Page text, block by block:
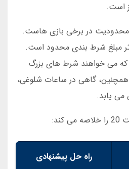
است.
در برخی بازی هاست.
مبلغ شرط بندی محدود است.
که می خواهند شرط های بزرگ
گاهی در ساعات شلوغی،
یابد.
راه حل پیشنهادی